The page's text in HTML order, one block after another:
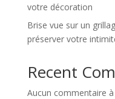
votre décoration
Brise vue sur un
préserver votre
Recent
Aucun commentaire